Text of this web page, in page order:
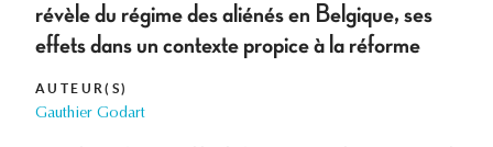
révèle du régime des aliénés en Belgique, ses
effets dans un contexte propice à la réforme
AUTEUR(S)
Gauthier Godart